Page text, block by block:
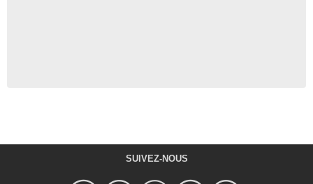
SUIVEZ-NOUS